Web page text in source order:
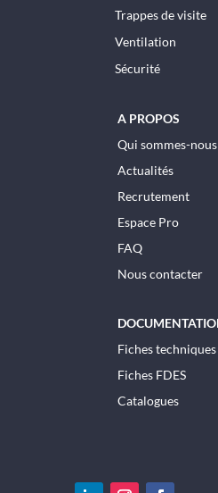
Trappes de visite
Ventilation
Sécurité
A PROPOS
Qui sommes-nous
Actualités
Recrutement
Espace Pro
FAQ
Nous contacter
Fiches techniques
Fiches FDES
Catalogues